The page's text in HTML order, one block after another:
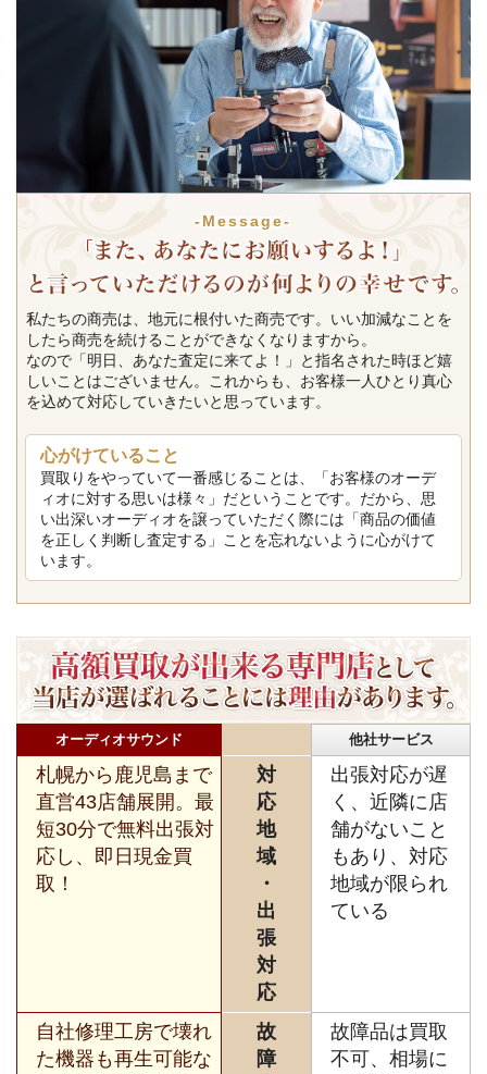
-Message-
私たちの商売は、地元に根付いた商売です。いい加減なことを
したら商売を続けることができなくなりますから。
なので「明日、あなた査定に来てよ！」と指名された時ほど嬉
しいことはございません。これからも、お客様一人ひとり真心
を込めて対応していきたいと思っています。
心がけていること
買取りをやっていて一番感じることは、「お客様のオーデ
ィオに対する思いは様々」だということです。だから、思
い出深いオーディオを譲っていただく際には「商品の価値
を正しく判断し査定する」ことを忘れないように心がけて
います。
オーディオサウンド 他社サービス
札幌から鹿児島まで
直営43店舗展開。最
短30分で無料出張対
応し、即日現金買
取！
対
応
地
域
・
出
張
対
応
出張対応が遅
く、近隣に店
舗がないこと
もあり、対応
地域が限られ
ている
自社修理工房で壊れ
た機器も再生可能な
故
障
故障品は買取
不可、相場に